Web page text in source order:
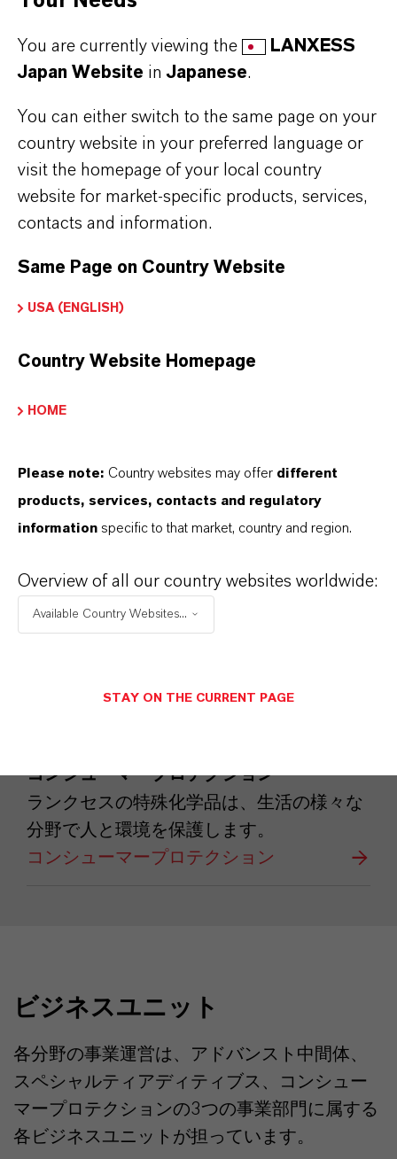
スペシャリティアディティブス部門では、
これには、プラスチック添加剤、潤滑剤、
スペシャリティアディティブス
コンシューマープロテクション
ランクセスの特殊化学品は、生活の様々な
分野で人と環境を保護します。
コンシューマープロテクション
ビジネスユニット
各分野の事業運営は、アドバンスト中間体、
スペシャルティアディティブス、コンシュー
マープロテクションの3つの事業部門に属する
各ビジネスユニットが担っています。
You are currently viewing the
LANXESS
Japan Website inJapanese.
You can either switch to the same page on your
country website in your preferred language or
visit the homepage of your local country
website for market-specific products, services,
contacts and information.
Same Page on Country Website
USA (ENGLISH)
Country Website Homepage
HOME
Please note: Country websites may offer different
products, services, contacts and regulatory
information specific to that market, country and region.
Overview of all our country websites worldwide:
Available Country Websites...
STAY ON THE CURRENT PAGE